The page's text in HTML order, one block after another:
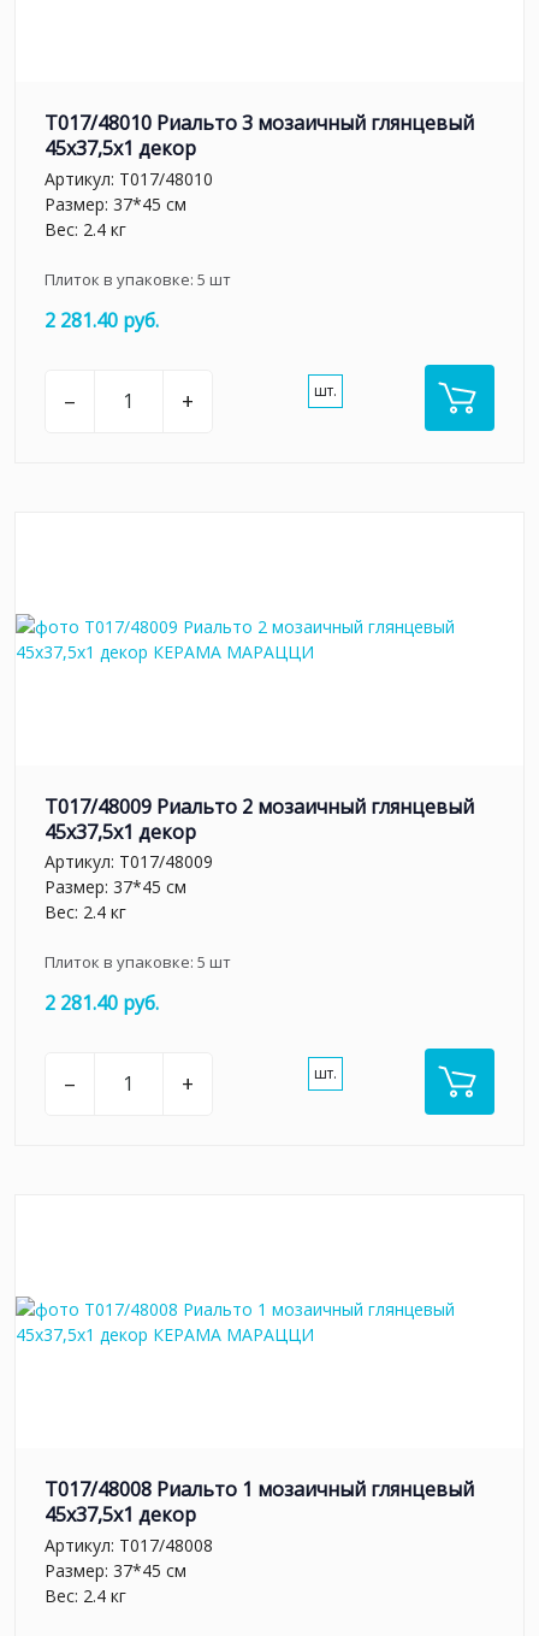
T017/48010 Риальто 3 мозаичный глянцевый
45x37,5x1 декор
Артикул: T017/48010
Размер: 37*45 см
Вес: 2.4 кг
Плиток в упаковке: 5 шт
2 281.40 руб.
– + шт.
T017/48009 Риальто 2 мозаичный глянцевый
45x37,5x1 декор
Артикул: T017/48009
Размер: 37*45 см
Вес: 2.4 кг
Плиток в упаковке: 5 шт
2 281.40 руб.
– + шт.
T017/48008 Риальто 1 мозаичный глянцевый
45x37,5x1 декор
Артикул: T017/48008
Размер: 37*45 см
Вес: 2.4 кг